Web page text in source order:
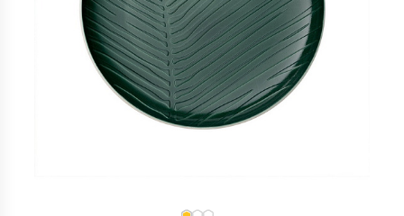
Все для кухни
Детская посуда
Пепельницы
Декоративные блюда
Душевая зона
Мебель для ванной
Аксессуары для ванной
Чехлы на подушку
Подушки-вкладыши
Мебель для хранения
Декор дома
Терраса и балкон